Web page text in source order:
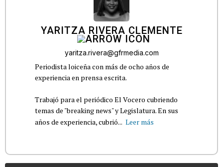
YARITZA RIVERA CLEMENTE
yaritza.rivera@gfrmedia.com
Periodista loiceña con más de ocho años de
experiencia en prensa escrita.
Trabajó para el periódico El Vocero cubriendo
temas de "breaking news" y Legislatura. En sus
años de experiencia, cubrió... Leer más